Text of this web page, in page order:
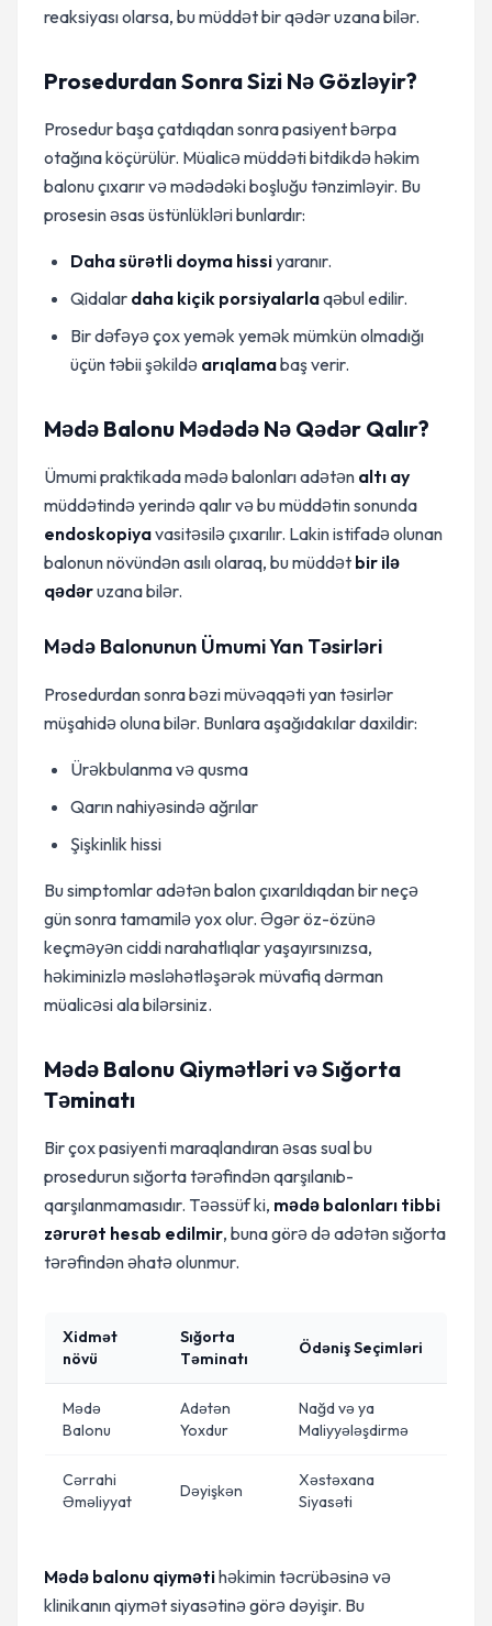
reaksiyası olarsa, bu müddət bir qədər uzana bilər.
Prosedurdan Sonra Sizi Nə Gözləyir?
Prosedur başa çatdıqdan sonra pasiyent bərpa
otağına köçürülür. Müalicə müddəti bitdikdə həkim
balonu çıxarır və mədədəki boşluğu tənzimləyir. Bu
prosesin əsas üstünlükləri bunlardır:
Daha sürətli doyma hissiyaranır.
Qidalar daha kiçik porsiyalarlaqəbul edilir.
Bir dəfəyə çox yemək yemək mümkün olmadığı
üçün təbii şəkildə arıqlamabaş verir.
Mədə Balonu Mədədə Nə Qədər Qalır?
Ümumi praktikada mədə balonları adətən altı ay
müddətində yerində qalır və bu müddətin sonunda
endoskopiyavasitəsilə çıxarılır. Lakin istifadə olunan
balonun növündən asılı olaraq, bu müddət bir ilə
qədəruzana bilər.
Mədə Balonunun Ümumi Yan Təsirləri
Prosedurdan sonra bəzi müvəqqəti yan təsirlər
müşahidə oluna bilər. Bunlara aşağıdakılar daxildir:
Ürəkbulanma və qusma
Qarın nahiyəsində ağrılar
Şişkinlik hissi
Bu simptomlar adətən balon çıxarıldıqdan bir neçə
gün sonra tamamilə yox olur. Əgər öz-özünə
keçməyən ciddi narahatlıqlar yaşayırsınızsa,
həkiminizlə məsləhətləşərək müvafiq dərman
müalicəsi ala bilərsiniz.
Mədə Balonu Qiymətləri və Sığorta
Təminatı
Bir çox pasiyenti maraqlandıran əsas sual bu
prosedurun sığorta tərəfindən qarşılanıb-
qarşılanmamasıdır. Təəssüf ki, mədə balonları tibbi
zərurət hesab edilmir, buna görə də adətən sığorta
tərəfindən əhatə olunmur.
Xidmət
növü
Sığorta
Təminatı
Ödəniş Seçimləri
Mədə
Balonu
Adətən
Yoxdur
Nağd və ya
Maliyyələşdirmə
Cərrahi
Əməliyyat
Dəyişkən
Xəstəxana
Siyasəti
Mədə balonu qiymətihəkimin təcrübəsinə və
klinikanın qiymət siyasətinə görə dəyişir. Bu